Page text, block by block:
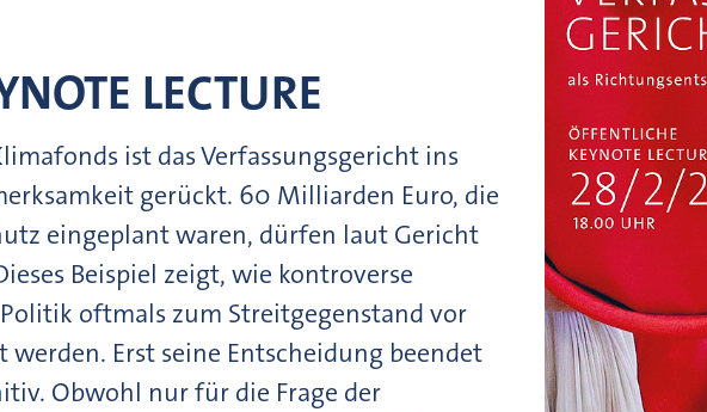
LECTURE
ist das Verfassungsgericht ins
gerückt. 60 Milliarden Euro, die
eingeplant waren, dürfen laut Gericht
Beispiel zeigt, wie kontroverse
oftmals zum Streitgegenstand vor
Erst seine Entscheidung beendet
Obwohl nur für die Frage der